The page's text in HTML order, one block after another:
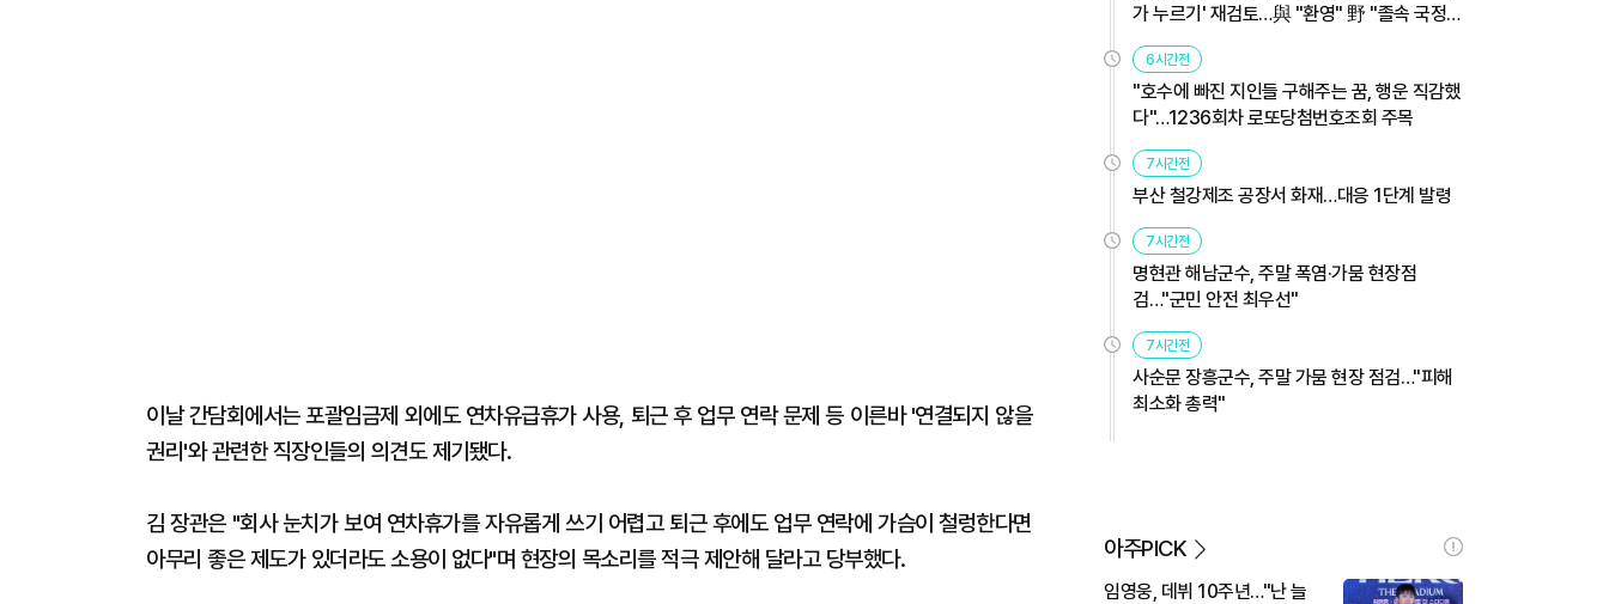
이날 간담회에서는 포괄임금제 외에도 연차유급휴가 사용, 퇴근 후 업무 연락 문제 등 이른바 '연결되지 않을
권리'와 관련한 직장인들의 의견도 제기됐다.
김 장관은 "회사 눈치가 보여 연차휴가를 자유롭게 쓰기 어렵고 퇴근 후에도 업무 연락에 가슴이 철렁한다면
아무리 좋은 제도가 있더라도 소용이 없다"며 현장의 목소리를 적극 제안해 달라고 당부했다.
가 누르기' 재검토…與 "환영" 野 "졸속 국정"
外
6시간전
"호수에 빠진 지인들 구해주는 꿈, 행운 직감했
다"…1236회차 로또당첨번호조회 주목
7시간전
부산 철강제조 공장서 화재…대응 1단계 발령
7시간전
명현관 해남군수, 주말 폭염·가뭄 현장점
검…"군민 안전 최우선"
7시간전
사순문 장흥군수, 주말 가뭄 현장 점검…"피해
최소화 총력"
아주PICK
임영웅, 데뷔 10주년…"난 늘